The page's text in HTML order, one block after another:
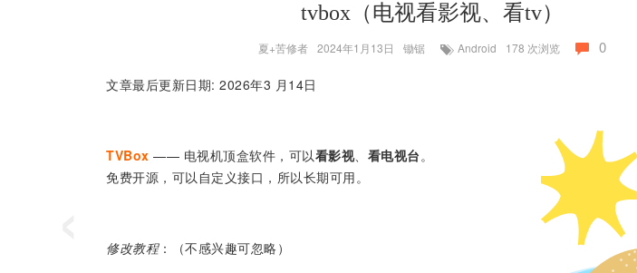
tvbox（电视看影视、看tv）
夏+苦修者 2024年1月13日 锄锯 Android 178 次浏览 0
文章最后更新日期: 2026年3 月14日
TVBox —— 电视机顶盒软件，可以看影视、 看电视台。
免费开源，可以自定义接口，所以长期可用。
修改教程：（不感兴趣可忽略）